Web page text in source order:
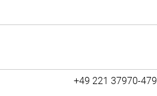
+49 221 37970-479